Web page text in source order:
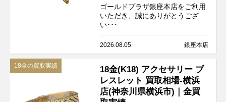
ゴールドプラザ銀座本店をご利用
いただき、誠にありがとうござ
い･･･
2026.08.05 銀座本店
18金の買取実績
18金(K18) アクセサリー ブ
レスレット 買取相場-横浜
店(神奈川県横浜市)｜金買